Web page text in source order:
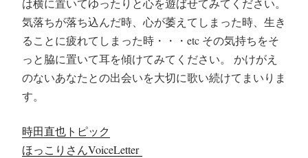
は横に置いてゆったりと心を遊ばせてみてください。
気落ちが落ち込んだ時、心が萎えてしまった時、生き
ることに疲れてしまった時・・・etc その気持ちをそ
っと脇に置いて耳を傾けてみてください。 かけがえ
のないあなたとの出会いを大切に歌い続けてまいりま
す。
時田直也トピック
ほっこりさんVoiceLetter